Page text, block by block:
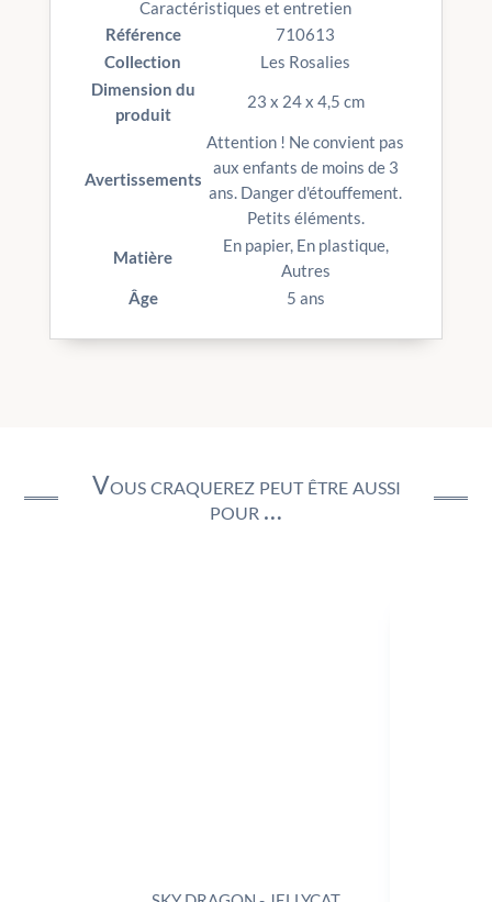
Caractéristiques et entretien
Référence
710613
Collection
Les Rosalies
Dimension du
produit
23 x 24 x 4,5 cm
Avertissements
Attention ! Ne convient pas
aux enfants de moins de 3
ans. Danger d'étouffement.
Petits éléments.
Matière
En papier, En plastique,
Autres
Âge
5 ans
Vous craquerez peut être aussi
pour …